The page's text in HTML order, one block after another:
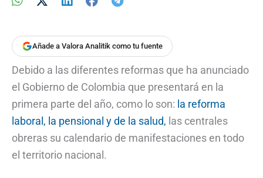
Añade a Valora Analitik como tu fuente
Debido a las diferentes reformas que ha anunciado
el Gobierno de Colombia que presentará en la
primera parte del año, como lo son: la reforma
laboral, la pensional y de la salud, las centrales
obreras su calendario de manifestaciones en todo
el territorio nacional.